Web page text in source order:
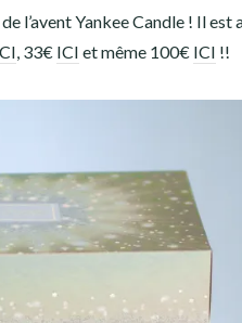
l’avent Yankee Candle ! Il est
, 33€ ICI et même 100€ ICI !!